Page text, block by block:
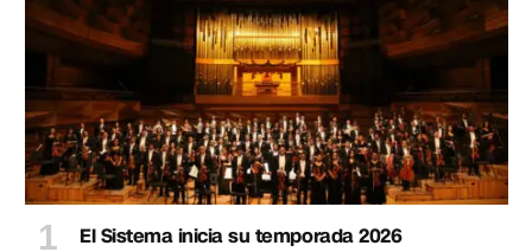
El Sistema inicia su temporada 2026